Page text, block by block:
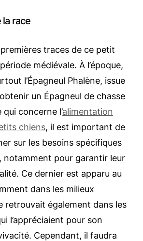
race
traces de ce petit
médiévale. À l’époque,
l’Épagneul Phalène, issue
un Épagneul de chasse
concerne l’alimentation
chiens, il est important de
sur les besoins spécifiques
notamment pour garantir leur
Ce dernier est apparu au
dans les milieux
retrouvait également dans les
l’appréciaient pour son
Cependant, il faudra